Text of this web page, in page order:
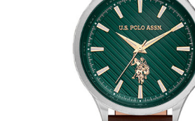
U.S. POLO ASSN 1069-05
220.00 KM